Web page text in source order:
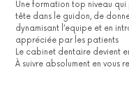
Une formation top niveau
tête dans le guidon, de
dynamisant l’equipe et en
appréciée par les patients
Le cabinet dentaire devient
À suivre absolument en vous